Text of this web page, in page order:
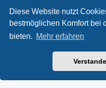
Diese Website nutzt
bestmöglichen Komfort bei
bieten. Mehr erfahren